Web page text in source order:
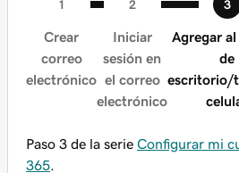
Crear
correo
electrónico
Iniciar
sesión en
el correo
electrónico
Agregar
de
escritorio/
Paso 3 de la serie Configurar mi
365